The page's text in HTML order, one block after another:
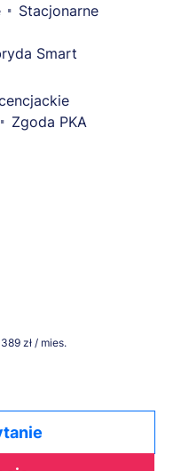
Stacjonarne
Smart
Zgoda PKA
zł / mies.